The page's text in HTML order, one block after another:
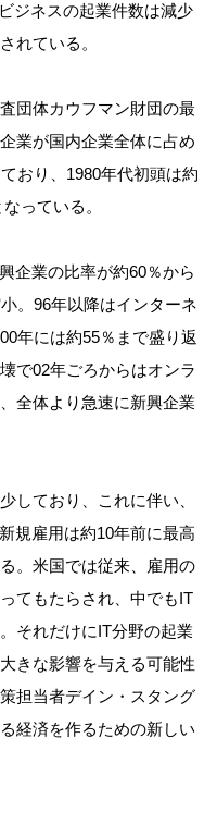
ジネスの起業件数は減少
れている。
団体カウフマン財団の最
業が国内企業全体に占め
おり、1980年代初頭は約
っている。
企業の比率が約60％から
。96年以降はインターネ
年には約55％まで盛り返
で02年ごろからはオンラ
全体より急速に新興企業
しており、これに伴い、
規雇用は約10年前に最高
。米国では従来、雇用の
てもたらされ、中でもIT
それだけにIT分野の起業
きな影響を与える可能性
担当者デイン・スタング
経済を作るための新しい